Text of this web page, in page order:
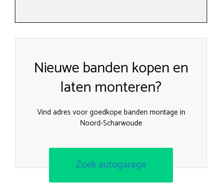
Nieuwe banden kopen en
laten monteren?
Vind adres voor goedkope banden montage in
Noord-Scharwoude
Zoek autogarage